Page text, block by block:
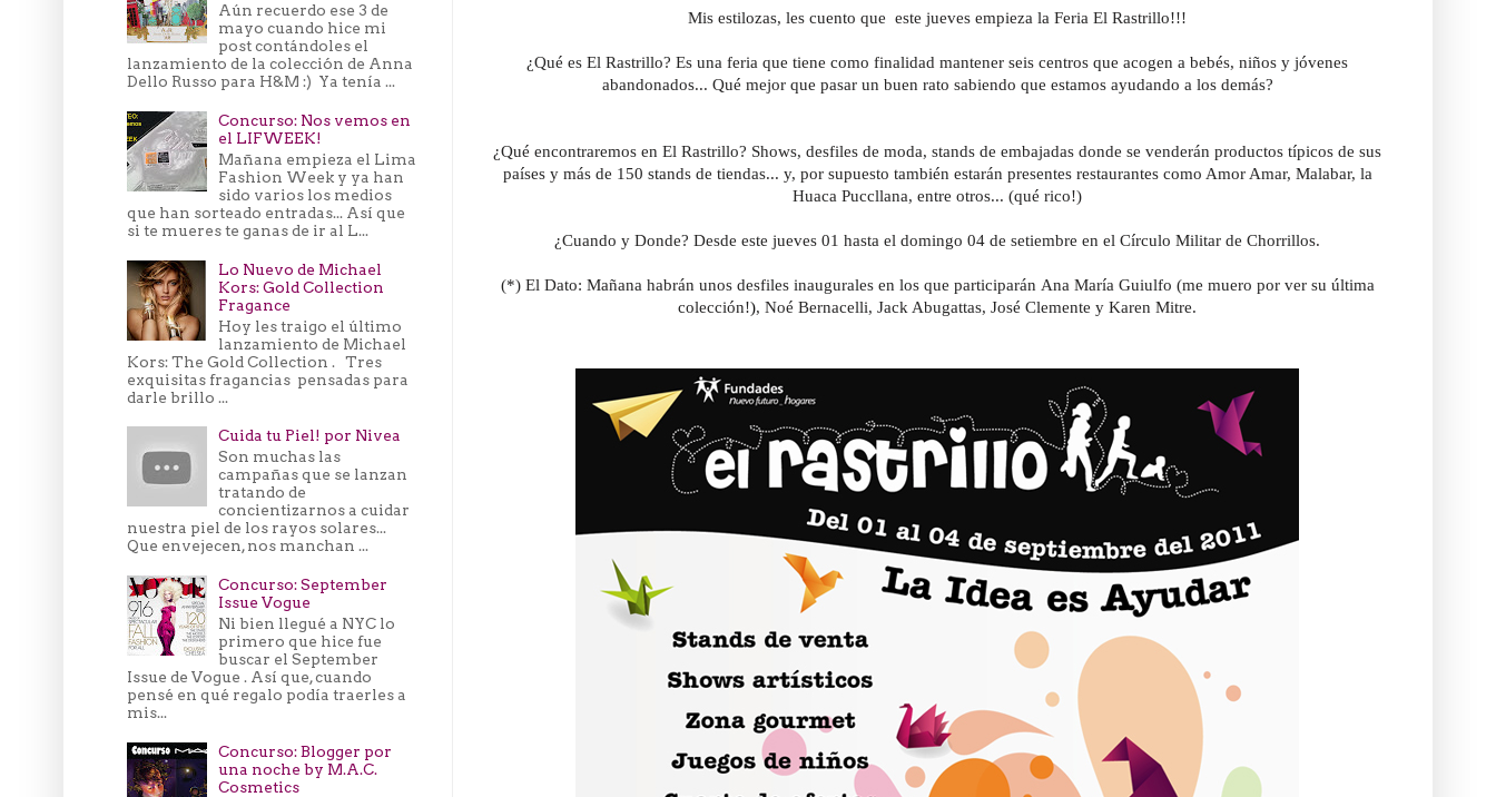
Mis estilozas, les cuento que este jueves empieza la Feria El Rastrillo!!!
¿Qué es El Rastrillo? Es una feria que tiene como finalidad mantener seis centros que acogen a bebés, niños y jóvenes
abandonados... Qué mejor que pasar un buen rato sabiendo que estamos ayudando a los demás?
¿Qué encontraremos en El Rastrillo? Shows, desfiles de moda, stands de embajadas donde se venderán productos típicos de sus
países y más de 150 stands de tiendas... y, por supuesto también estarán presentes restaurantes como Amor Amar, Malabar, la
Huaca Puccllana, entre otros... (qué rico!)
¿Cuando y Donde? Desde este jueves 01 hasta el domingo 04 de setiembre en el Círculo Militar de Chorrillos.
(*) El Dato: Mañana habrán unos desfiles inaugurales en los que participarán Ana María Guiulfo (me muero por ver su última
colección!), Noé Bernacelli, Jack Abugattas, José Clemente y Karen Mitre.
Aún recuerdo ese 3 de
mayo cuando hice mi
post contándoles el
lanzamiento de la colección de Anna
Dello Russo para H&M :) Ya tenía ...
Concurso: Nos vemos en
el LIFWEEK!
Mañana empieza el Lima
Fashion Week y ya han
sido varios los medios
que han sorteado entradas... Así que
si te mueres te ganas de ir al L...
Lo Nuevo de Michael
Kors: Gold Collection
Fragance
Hoy les traigo el último
lanzamiento de Michael
Kors: The Gold Collection . Tres
exquisitas fragancias pensadas para
darle brillo ...
Cuida tu Piel! por Nivea
Son muchas las
campañas que se lanzan
tratando de
concientizarnos a cuidar
nuestra piel de los rayos solares...
Que envejecen, nos manchan ...
Concurso: September
Issue Vogue
Ni bien llegué a NYC lo
primero que hice fue
buscar el September
Issue de Vogue . Así que, cuando
pensé en qué regalo podía traerles a
mis...
Concurso: Blogger por
una noche by M.A.C.
Cosmetics